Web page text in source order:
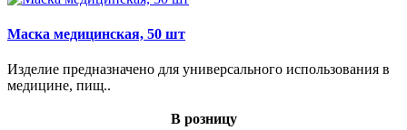
Маска медицинская, 50 шт
Изделие предназначено для универсального использования в
медицине, пищ..
В розницу